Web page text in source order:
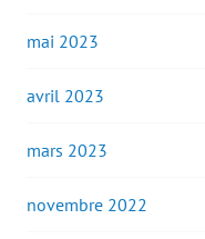
mai 2023
avril 2023
mars 2023
novembre 2022